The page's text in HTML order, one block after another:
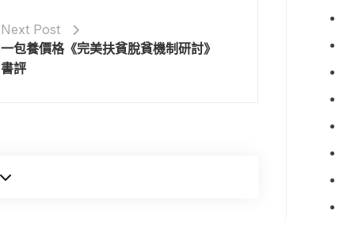
Next Post
一包養價格《完美扶貧脫貧機制研討》
書評